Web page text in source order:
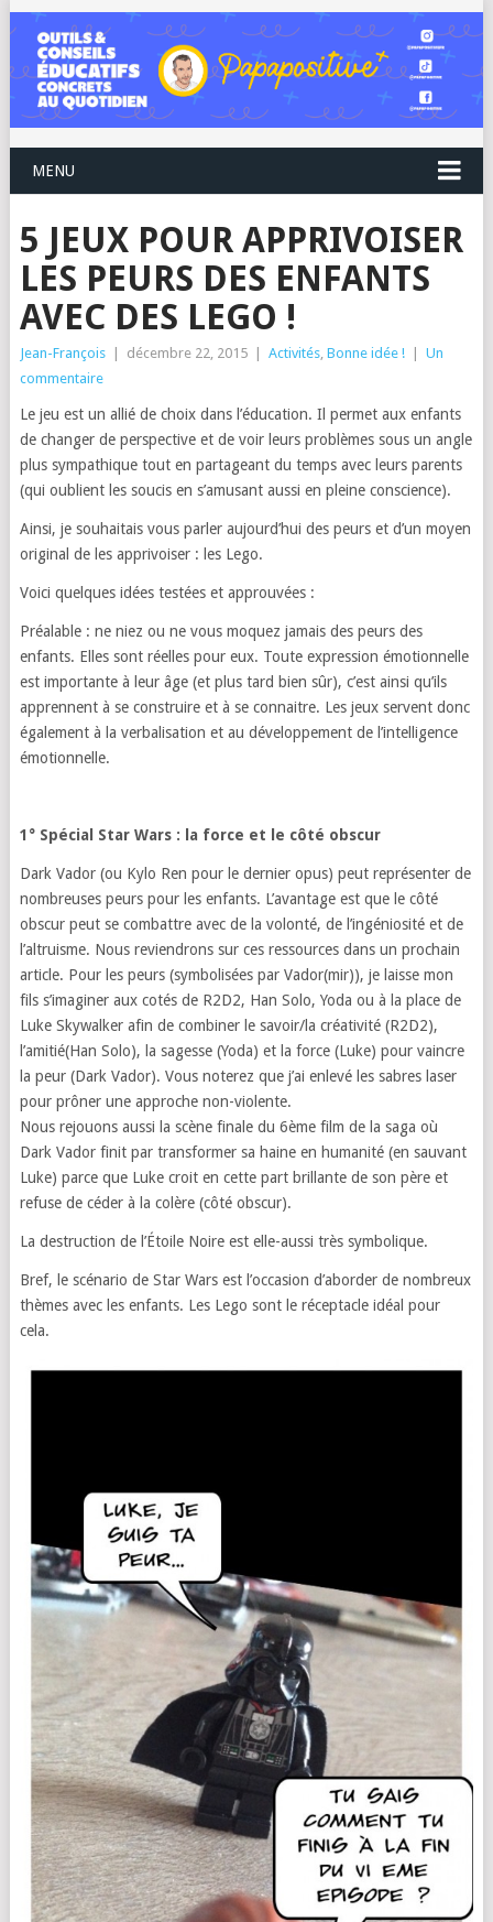
MENU
5 JEUX POUR APPRIVOISER
LES PEURS DES ENFANTS
AVEC DES LEGO !
Jean-François décembre 22, 2015 Activités, Bonne idée !
Un
commentaire
Le jeu est un allié de choix dans l’éducation. Il permet aux enfants
de changer de perspective et de voir leurs problèmes sous un angle
plus sympathique tout en partageant du temps avec leurs parents
(qui oublient les soucis en s’amusant aussi en pleine conscience).
Ainsi, je souhaitais vous parler aujourd’hui des peurs et d’un moyen
original de les apprivoiser : les Lego.
Voici quelques idées testées et approuvées :
Préalable : ne niez ou ne vous moquez jamais des peurs des
enfants. Elles sont réelles pour eux. Toute expression émotionnelle
est importante à leur âge (et plus tard bien sûr), c’est ainsi qu’ils
apprennent à se construire et à se connaitre. Les jeux servent donc
également à la verbalisation et au développement de l’intelligence
émotionnelle.
1° Spécial Star Wars : la force et le côté obscur
Dark Vador (ou Kylo Ren pour le dernier opus) peut représenter de
nombreuses peurs pour les enfants. L’avantage est que le côté
obscur peut se combattre avec de la volonté, de l’ingéniosité et de
l’altruisme. Nous reviendrons sur ces ressources dans un prochain
article. Pour les peurs (symbolisées par Vador(mir)), je laisse mon
fils s’imaginer aux cotés de R2D2, Han Solo, Yoda ou à la place de
Luke Skywalker afin de combiner le savoir/la créativité (R2D2),
l’amitié(Han Solo), la sagesse (Yoda) et la force (Luke) pour vaincre
la peur (Dark Vador). Vous noterez que j’ai enlevé les sabres laser
pour prôner une approche non-violente.
Nous rejouons aussi la scène finale du 6ème film de la saga où
Dark Vador finit par transformer sa haine en humanité (en sauvant
Luke) parce que Luke croit en cette part brillante de son père et
refuse de céder à la colère (côté obscur).
La destruction de l’Étoile Noire est elle-aussi très symbolique.
Bref, le scénario de Star Wars est l’occasion d’aborder de nombreux
thèmes avec les enfants. Les Lego sont le réceptacle idéal pour
cela.